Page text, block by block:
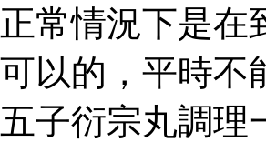
正常情況下是在
可以的，平時不
五子衍宗丸調理